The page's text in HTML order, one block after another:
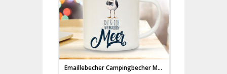
Emaillebecher Campingbecher Möwe mit Spruch "Du & Ich, wir brauchen Meer" Kaffeebecher eb150